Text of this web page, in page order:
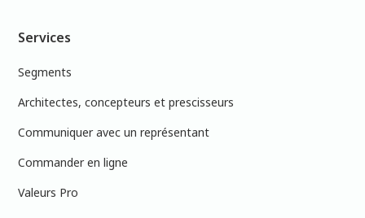
Services
Segments
Architectes, concepteurs et prescisseurs
Communiquer avec un représentant
Commander en ligne
Valeurs Pro